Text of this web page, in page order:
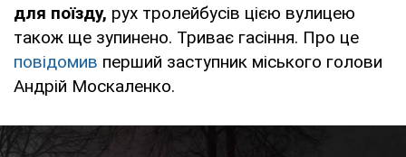
для поїзду, рух тролейбусів цією вулицею
також ще зупинено. Триває гасіння. Про це
повідомив перший заступник міського голови
Андрій Москаленко.